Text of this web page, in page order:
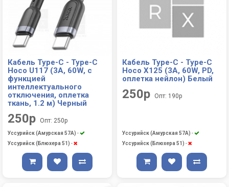
Кабель Type-C - Type-C
Hoco U117 (3A, 60W, с
функцией
интеллектуального
отключения, оплетка
ткань, 1.2 м) Черный
250р Опт: 250р
Уссурийск (Амурская 57А) -
Уссурийск (Блюхера 51) -
Кабель Type-C - Type-C
Hoco X125 (3A, 60W, PD,
оплетка нейлон) Белый
250р Опт: 190р
Уссурийск (Амурская 57А) -
Уссурийск (Блюхера 51) -